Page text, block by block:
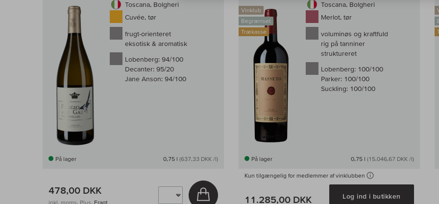
Toscana, Bolgheri
Cuvée, tør
frugt-orienteret
eksotisk & aromatisk
Lobenberg: 94/100
Decanter: 95/20
Jane Anson: 94/100
På lager 0,75 l (637,33 DKK /l)
478,00 DKK
inkl. moms, Plus. Fragt
Læg i kurv
Vinklub
Begrænset
Trækasse
Toscana, Bolgheri
Merlot, tør
voluminøs og kraftfuld
rig på tanniner
struktureret
Lobenberg: 100/100
Parker: 100/100
Suckling: 100/100
På lager 0,75 l (15.046,67 DKK /l)
Kun tilgængelig for medlemmer af vinklubben
11.285,00 DKK Log ind i butikken